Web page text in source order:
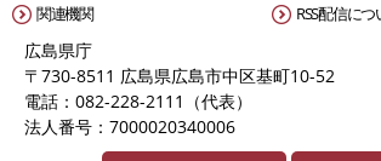
関連機関 RSS配信につ
広島県庁
〒730-8511 広島県広島市中区基町10-52
電話：082-228-2111（代表）
法人番号：7000020340006